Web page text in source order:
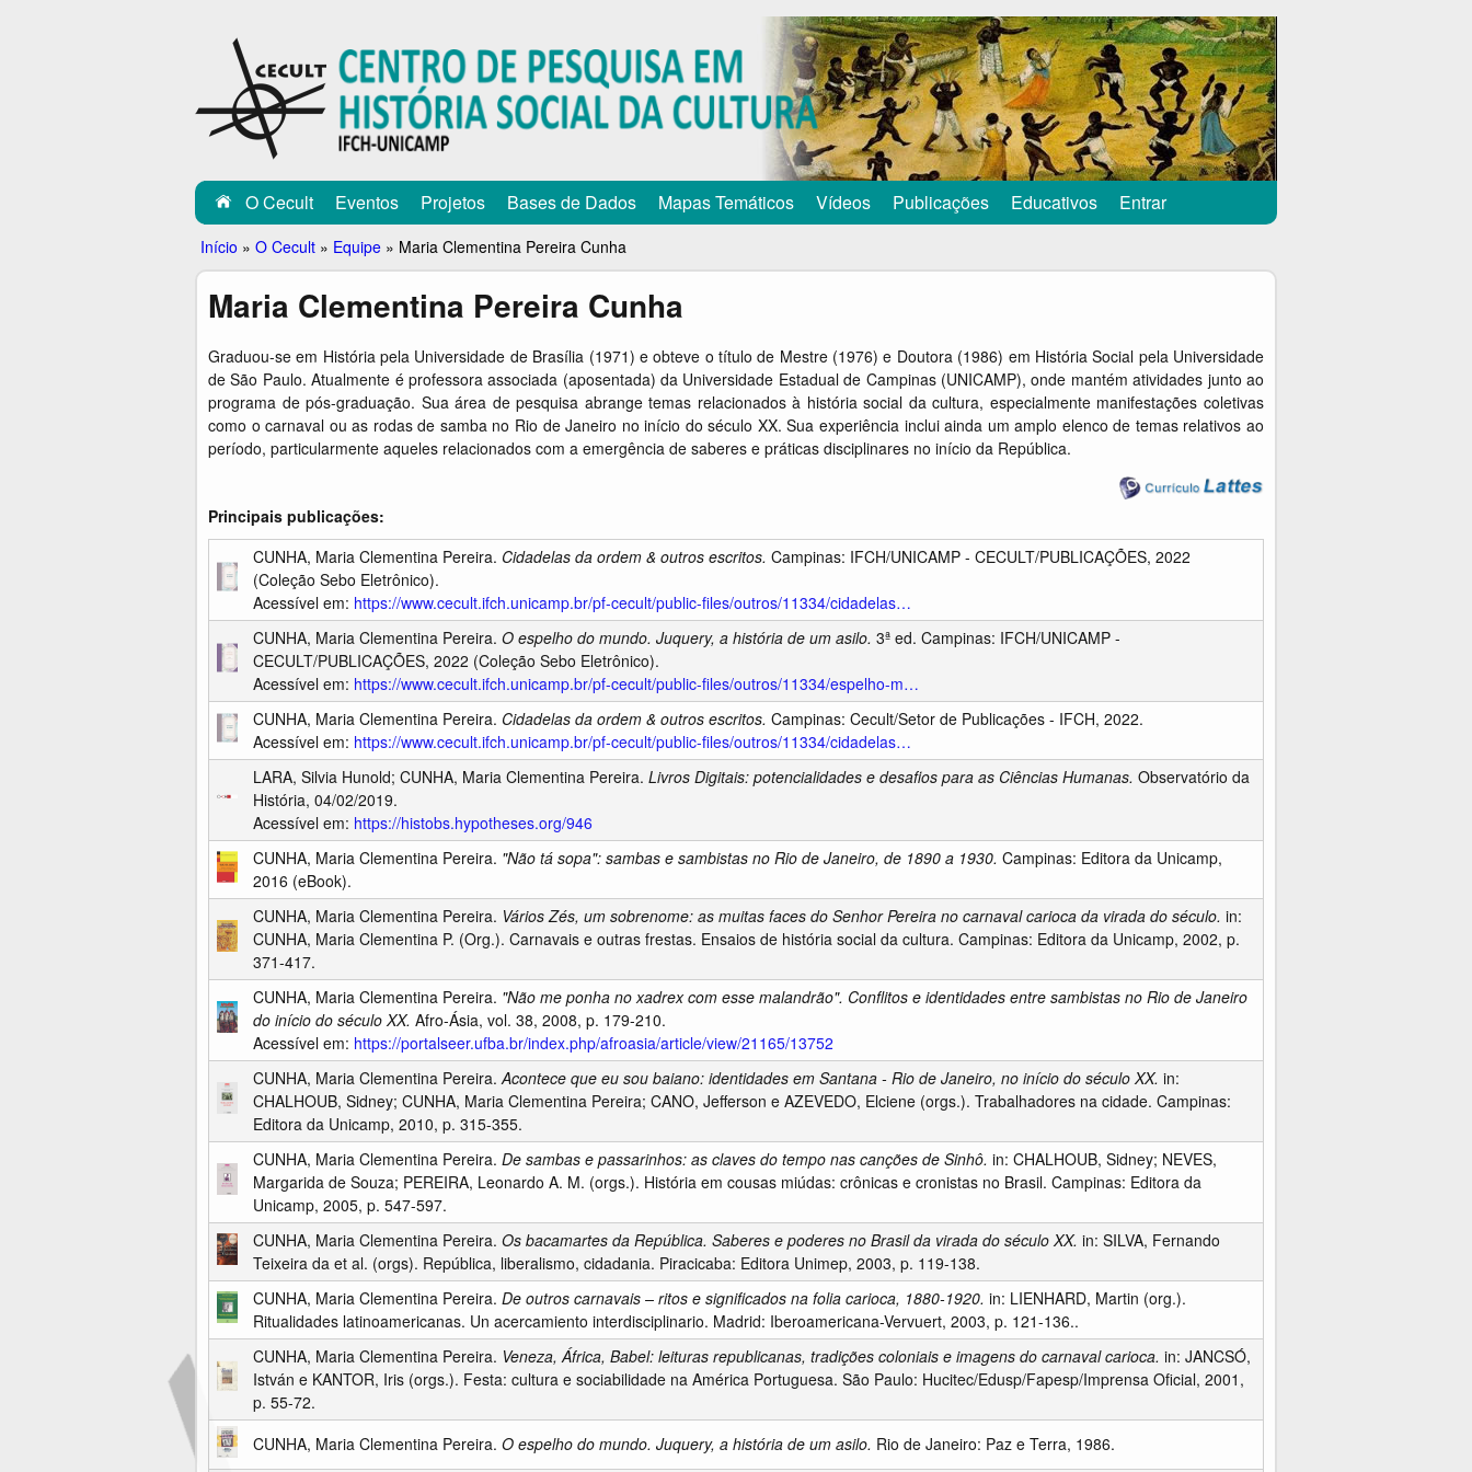
para
o
conteúdo
C
L
T
O Cecult Eventos Projetos Bases de Dados Mapas Temáticos Vídeos Publicações Educativos Entrar
Você
está
aqui
Início » O Cecult » Equipe » Maria Clementina Pereira Cunha
Maria Clementina Pereira Cunha
Graduou-se em História pela Universidade de Brasília (1971) e obteve o título de Mestre (1976) e Doutora (1986) em História Social pela Universidade
de São Paulo. Atualmente é professora associada (aposentada) da Universidade Estadual de Campinas (UNICAMP), onde mantém atividades junto ao
programa de pós-graduação. Sua área de pesquisa abrange temas relacionados à história social da cultura, especialmente manifestações coletivas
como o carnaval ou as rodas de samba no Rio de Janeiro no início do século XX. Sua experiência inclui ainda um amplo elenco de temas relativos ao
período, particularmente aqueles relacionados com a emergência de saberes e práticas disciplinares no início da República.
Principais publicações:
CUNHA, Maria Clementina Pereira. Cidadelas da ordem & outros escritos. Campinas: IFCH/UNICAMP - CECULT/PUBLICAÇÕES, 2022
(Coleção Sebo Eletrônico).
Acessível em: https://www.cecult.ifch.unicamp.br/pf-cecult/public-files/outros/11334/cidadelas…
CUNHA, Maria Clementina Pereira. O espelho do mundo. Juquery, a história de um asilo. 3ª ed. Campinas: IFCH/UNICAMP -
CECULT/PUBLICAÇÕES, 2022 (Coleção Sebo Eletrônico).
Acessível em: https://www.cecult.ifch.unicamp.br/pf-cecult/public-files/outros/11334/espelho-m…
CUNHA, Maria Clementina Pereira. Cidadelas da ordem & outros escritos. Campinas: Cecult/Setor de Publicações - IFCH, 2022.
Acessível em: https://www.cecult.ifch.unicamp.br/pf-cecult/public-files/outros/11334/cidadelas…
LARA, Silvia Hunold; CUNHA, Maria Clementina Pereira. Livros Digitais: potencialidades e desafios para as Ciências Humanas. Observatório da
História, 04/02/2019.
Acessível em: https://histobs.hypotheses.org/946
CUNHA, Maria Clementina Pereira. "Não tá sopa": sambas e sambistas no Rio de Janeiro, de 1890 a 1930. Campinas: Editora da Unicamp,
2016 (eBook).
CUNHA, Maria Clementina Pereira. Vários Zés, um sobrenome: as muitas faces do Senhor Pereira no carnaval carioca da virada do século. in:
CUNHA, Maria Clementina P. (Org.). Carnavais e outras frestas. Ensaios de história social da cultura. Campinas: Editora da Unicamp, 2002, p.
371-417.
CUNHA, Maria Clementina Pereira. "Não me ponha no xadrex com esse malandrão". Conflitos e identidades entre sambistas no Rio de Janeiro
do início do século XX. Afro-Ásia, vol. 38, 2008, p. 179-210.
Acessível em: https://portalseer.ufba.br/index.php/afroasia/article/view/21165/13752
CUNHA, Maria Clementina Pereira.Acontece que eu sou baiano: identidades em Santana - Rio de Janeiro, no início do século XX. in:
CHALHOUB, Sidney; CUNHA, Maria Clementina Pereira; CANO, Jefferson e AZEVEDO, Elciene (orgs.). Trabalhadores na cidade. Campinas:
Editora da Unicamp, 2010, p. 315-355.
CUNHA, Maria Clementina Pereira. De sambas e passarinhos: as claves do tempo nas canções de Sinhô. in: CHALHOUB, Sidney; NEVES,
Margarida de Souza; PEREIRA, Leonardo A. M. (orgs.). História em cousas miúdas: crônicas e cronistas no Brasil. Campinas: Editora da
Unicamp, 2005, p. 547-597.
CUNHA, Maria Clementina Pereira. Os bacamartes da República. Saberes e poderes no Brasil da virada do século XX. in: SILVA, Fernando
Teixeira da et al. (orgs). República, liberalismo, cidadania. Piracicaba: Editora Unimep, 2003, p. 119-138.
CUNHA, Maria Clementina Pereira. De outros carnavais – ritos e significados na folia carioca, 1880-1920. in: LIENHARD, Martin (org.).
Ritualidades latinoamericanas. Un acercamiento interdisciplinario. Madrid: Iberoamericana-Vervuert, 2003, p. 121-136..
CUNHA, Maria Clementina Pereira. Veneza, África, Babel: leituras republicanas, tradições coloniais e imagens do carnaval carioca. in: JANCSÓ,
István e KANTOR, Iris (orgs.). Festa: cultura e sociabilidade na América Portuguesa. São Paulo: Hucitec/Edusp/Fapesp/Imprensa Oficial, 2001,
p. 55-72.
CUNHA, Maria Clementina Pereira. O espelho do mundo. Juquery, a história de um asilo. Rio de Janeiro: Paz e Terra, 1986.